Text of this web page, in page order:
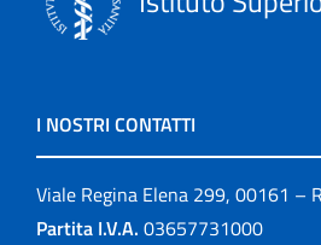
I NOSTRI CONTATTI
Viale Regina Elena 299, 00161 –
Partita I.V.A. 03657731000